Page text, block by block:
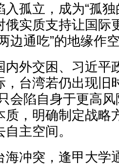
孤立，成为“孤
俄实质支持让国际
边通吃”的地缘作
内外交困、习近平
台湾若仍出现旧
会陷自身于更高
质，明确制定战略
主空间。
海冲突，逢甲大学